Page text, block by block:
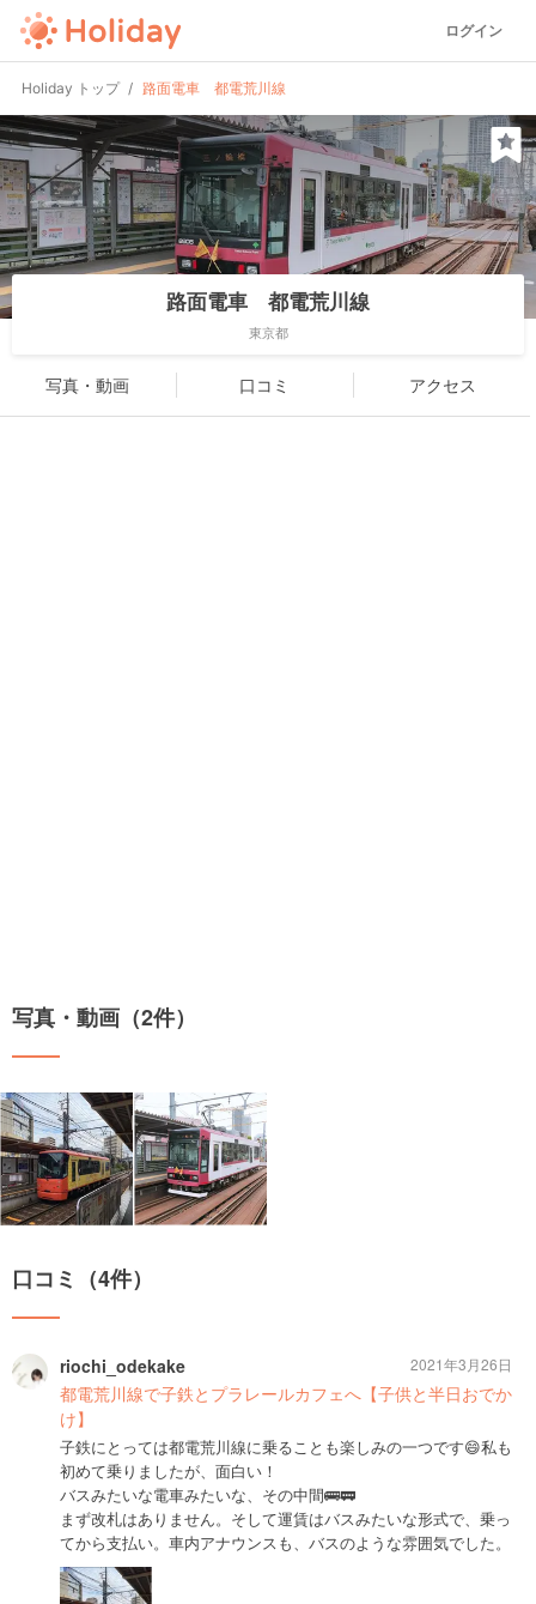
ログイン
Holiday トップ 路面電車 都電荒川線
路面電車 都電荒川線
東京都
写真・動画 口コミ アクセス
写真・動画（2件）
口コミ（4件）
riochi_odekake
都電荒川線で子鉄とプラレールカフェへ【子供と半日おでか
け】
子鉄にとっては都電荒川線に乗ることも楽しみの一つです😄私も
初めて乗りましたが、面白い！
バスみたいな電車みたいな、その中間🚌🚃
まず改札はありません。そして運賃はバスみたいな形式で、乗っ
てから支払い。車内アナウンスも、バスのような雰囲気でした。
2021年3月26日